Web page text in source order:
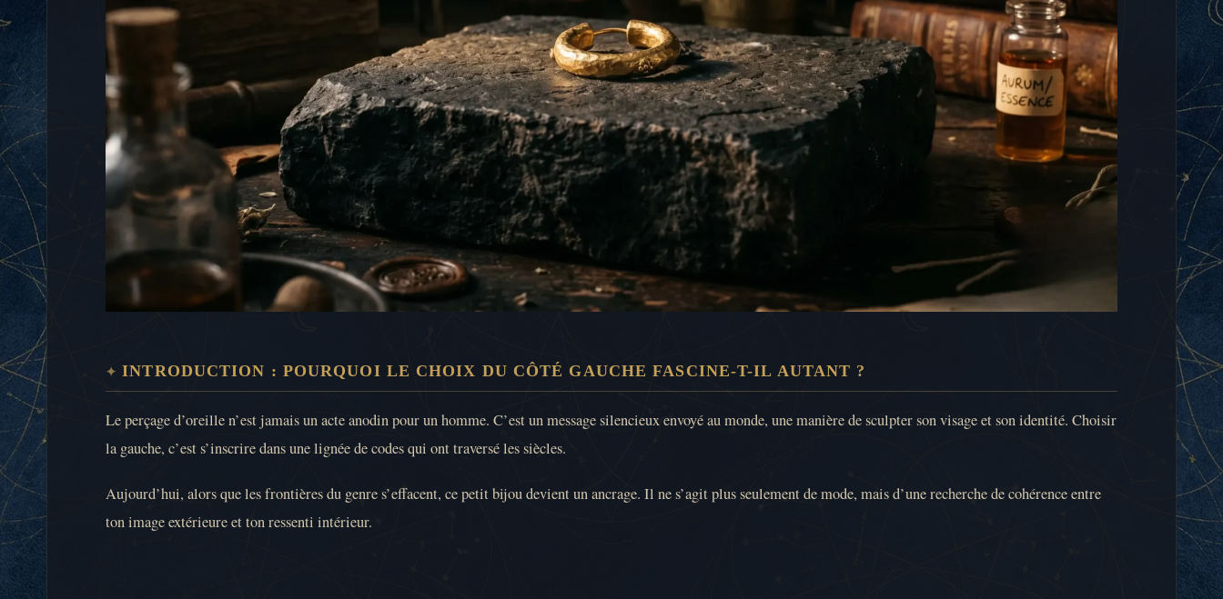
INTRODUCTION : POURQUOI LE CHOIX DU CÔTÉ GAUCHE FASCINE-T-IL AUTANT ?
Le perçage d’oreille n’est jamais un acte anodin pour un homme. C’est un message silencieux envoyé au monde, une manière de sculpter son visage et son identité. Choisir
la gauche, c’est s’inscrire dans une lignée de codes qui ont traversé les siècles.
Aujourd’hui, alors que les frontières du genre s’effacent, ce petit bijou devient un ancrage. Il ne s’agit plus seulement de mode, mais d’une recherche de cohérence entre
ton image extérieure et ton ressenti intérieur.